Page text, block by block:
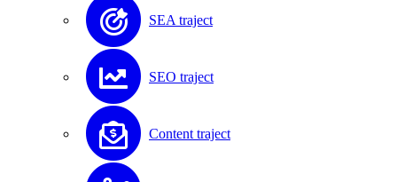
SEA traject
SEO traject
Content traject